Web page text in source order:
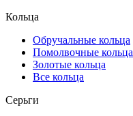
Кольца
Обручальные кольца
Помолвочные кольца
Золотые кольца
Все кольца
Серьги